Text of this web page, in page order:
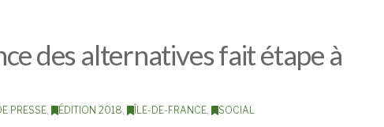
des alternatives fait étape à
PRESSE, ÉDITION 2018 ÎLE-DE-FRANCE, SOCIAL